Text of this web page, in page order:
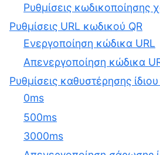
Ρυθμίσεις κωδικοποίησης
Ρυθμίσεις URL κωδικού QR
Ενεργοποίηση κώδικα URL
Απενεργοποίηση κώδικα
Ρυθμίσεις καθυστέρησης
0ms
500ms
3000ms